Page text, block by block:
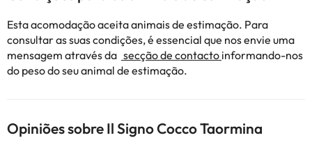
Esta acomodação aceita animais de estimação. Para
consultar as suas condições, é essencial que nos envie uma
mensagem através da secção de contacto informando-nos
do peso do seu animal de estimação.
Opiniões sobre Il Signo Cocco Taormina